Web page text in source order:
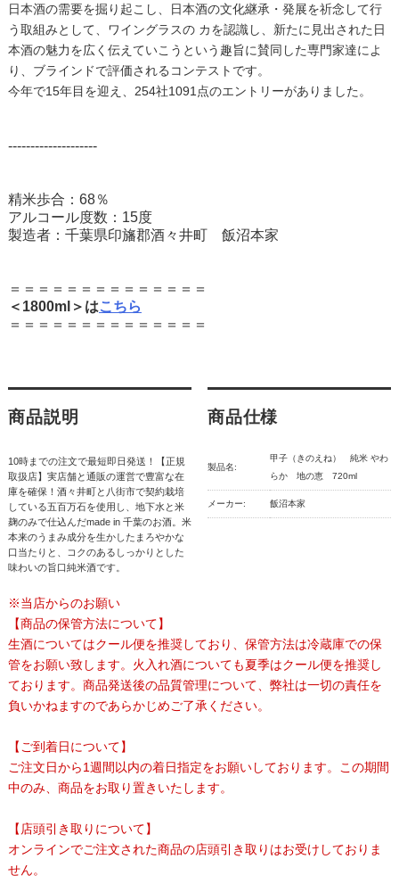
日本酒の需要を掘り起こし、日本酒の文化継承・発展を祈念して行
う取組みとして、ワイングラスの カを認識し、新たに見出された日
本酒の魅力を広く伝えていこうという趣旨に賛同した専門家達によ
り、ブラインドで評価されるコンテストです。
今年で15年目を迎え、254社1091点のエントリーがありました。
--------------------
精米歩合：68％
アルコール度数：15度
製造者：千葉県印旛郡酒々井町 飯沼本家
＝＝＝＝＝＝＝＝＝＝＝＝＝＝
＜1800ml＞はこちら
＝＝＝＝＝＝＝＝＝＝＝＝＝＝
商品説明
10時までの注文で最短即日発送！【正規
取扱店】実店舗と通販の運営で豊富な在
庫を確保！酒々井町と八街市で契約栽培
している五百万石を使用し、地下水と米
麹のみで仕込んだmade in 千葉のお酒。米
本来のうまみ成分を生かしたまろやかな
口当たりと、コクのあるしっかりとした
味わいの旨口純米酒です。
商品仕様
製品名:
甲子（きのえね） 純米 やわ
らか 地の恵 720ml
メーカー: 飯沼本家
※当店からのお願い
【商品の保管方法について】
生酒についてはクール便を推奨しており、保管方法は冷蔵庫での保
管をお願い致します。火入れ酒についても夏季はクール便を推奨し
ております。商品発送後の品質管理について、弊社は一切の責任を
負いかねますのであらかじめご了承ください。
【ご到着日について】
ご注文日から1週間以内の着日指定をお願いしております。この期間
中のみ、商品をお取り置きいたします。
【店頭引き取りについて】
オンラインでご注文された商品の店頭引き取りはお受けしておりま
せん。